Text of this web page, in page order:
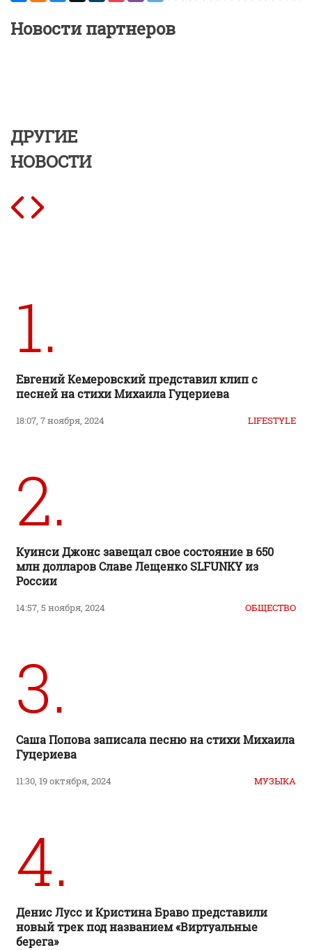
Новости партнеров
ДРУГИЕ
НОВОСТИ
1.
Евгений Кемеровский представил клип с
песней на стихи Михаила Гуцериева
18:07, 7 ноября, 2024 LIFESTYLE
2.
Куинси Джонс завещал свое состояние в 650
млн долларов Славе Лещенко SLFUNKY из
России
14:57, 5 ноября, 2024 ОБЩЕСТВО
3.
Саша Попова записала песню на стихи Михаила
Гуцериева
11:30, 19 октября, 2024 МУЗЫКА
4.
Денис Лусс и Кристина Браво представили
новый трек под названием «Виртуальные
берега»